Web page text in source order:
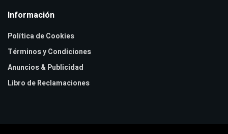
Información
Política de Cookies
Términos y Condiciones
Anuncios & Publicidad
Libro de Reclamaciones